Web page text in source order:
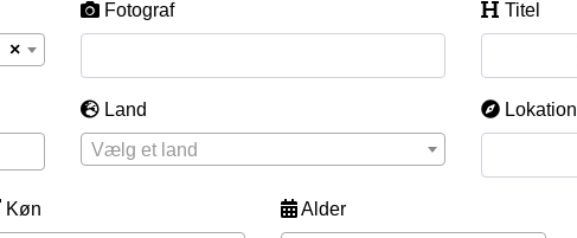
×
Fotograf Titel
Land
Vælg et land
Lokation
Køn
Alder